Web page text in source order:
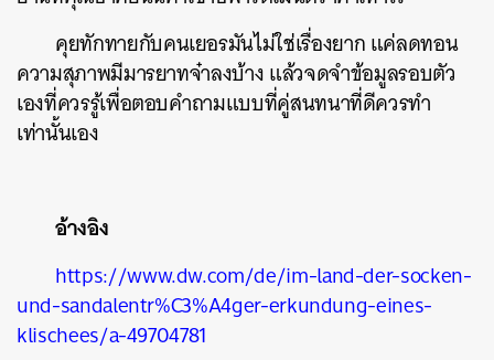
คุยทักทายกับคนเยอรมันไม่ใช่เรื่องยาก แค่ลดทอน
ความสุภาพมีมารยาทจ๋าลงบ้าง แล้วจดจำข้อมูลรอบตัว
เองที่ควรรู้เพื่อตอบคำถามแบบที่คู่สนทนาที่ดีควรทำ
เท่านั้นเอง
อ้างอิง
https://www.dw.com/de/im-land-der-socken-
und-sandalentr%C3%A4ger-erkundung-eines-
klischees/a-49704781